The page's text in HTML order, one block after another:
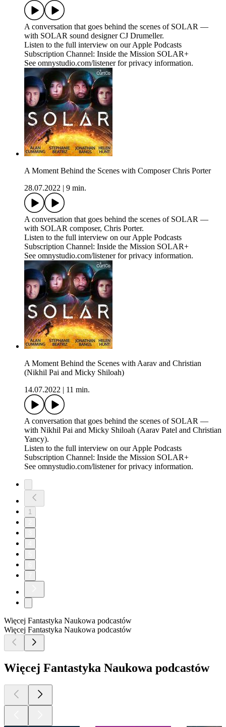
A conversation that goes behind the scenes of SOLAR —
with SOLAR sound designer CJ Drumeller.
Listen to the full interview on our Apple Podcasts
Subscription Channel: Inside the Mission SOLAR+
See omnystudio.com/listener for privacy information.
A Moment Behind the Scenes with Composer Chris Porter
28.07.2022 | 9 min.
A conversation that goes behind the scenes of SOLAR —
with SOLAR composer, Chris Porter.
Listen to the full interview on our Apple Podcasts
Subscription Channel: Inside the Mission SOLAR+
See omnystudio.com/listener for privacy information.
A Moment Behind the Scenes with Aarav and Christian
(Nikhil Pai and Micky Shiloah)
14.07.2022 | 11 min.
A conversation that goes behind the scenes of SOLAR —
with Nikhil Pai and Micky Shiloah (Aarav Patel and Christian
Yancy).
Listen to the full interview on our Apple Podcasts
Subscription Channel: Inside the Mission SOLAR+
See omnystudio.com/listener for privacy information.
1
Więcej Fantastyka Naukowa podcastów
Więcej Fantastyka Naukowa podcastów
Więcej Fantastyka Naukowa podcastów